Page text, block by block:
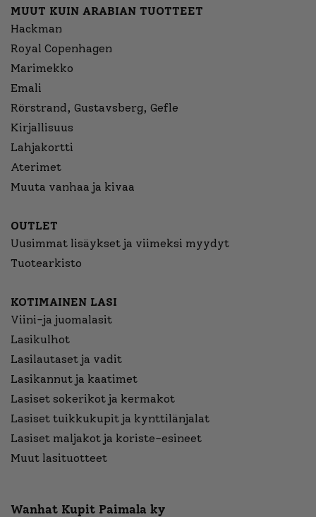
MUUT KUIN ARABIAN TUOTTEET
Hackman
Royal Copenhagen
Marimekko
Emali
Rörstrand, Gustavsberg, Gefle
Kirjallisuus
Lahjakortti
Aterimet
Muuta vanhaa ja kivaa
OUTLET
Uusimmat lisäykset ja viimeksi myydyt
Tuotearkisto
KOTIMAINEN LASI
Viini-ja juomalasit
Lasikulhot
Lasilautaset ja vadit
Lasikannut ja kaatimet
Lasiset sokerikot ja kermakot
Lasiset tuikkukupit ja kynttilänjalat
Lasiset maljakot ja koriste-esineet
Muut lasituotteet
Wanhat Kupit Paimala ky